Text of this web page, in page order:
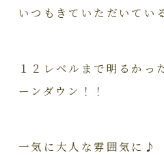
いつもきていただいてい
１２レベルまで明るかっ
ーンダウン！！
一気に大人な雰囲気に♪